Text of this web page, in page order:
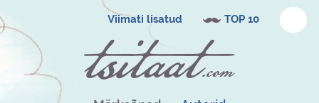
Viimati lisatud TOP 10